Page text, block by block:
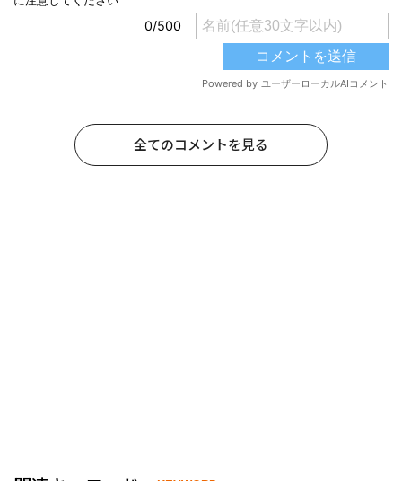
全てのコメントを見る